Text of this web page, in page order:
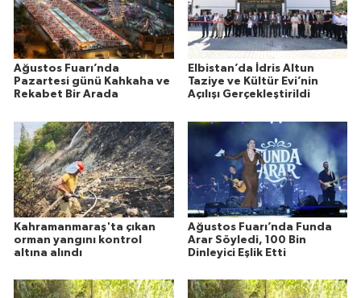
Ağustos Fuarı’nda
Pazartesi günü Kahkaha ve
Rekabet Bir Arada
Elbistan’da İdris Altun
Taziye ve Kültür Evi’nin
Açılışı Gerçekleştirildi
Kahramanmaraş'ta çıkan
orman yangını kontrol
altına alındı
Ağustos Fuarı’nda Funda
Arar Söyledi, 100 Bin
Dinleyici Eşlik Etti